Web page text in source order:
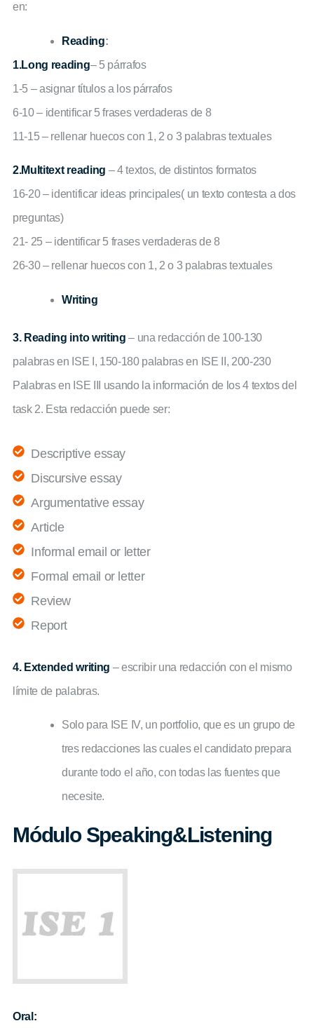
en:
Reading:
1.Long reading– 5 párrafos
1-5 – asignar títulos a los párrafos
6-10 – identificar 5 frases verdaderas de 8
11-15 – rellenar huecos con 1, 2 o 3 palabras textuales
2.Multitext reading – 4 textos, de distintos formatos
16-20 – identificar ideas principales( un texto contesta a dos
preguntas)
21- 25 – identificar 5 frases verdaderas de 8
26-30 – rellenar huecos con 1, 2 o 3 palabras textuales
Writing
3. Reading into writing – una redacción de 100-130
palabras en ISE I, 150-180 palabras en ISE II, 200-230
Palabras en ISE III usando la información de los 4 textos del
task 2. Esta redacción puede ser:
Descriptive essay
Discursive essay
Argumentative essay
Article
Informal email or letter
Formal email or letter
Review
Report
4. Extended writing – escribir una redacción con el mismo
límite de palabras.
Solo para ISE IV, un portfolio, que es un grupo de
tres redacciones las cuales el candidato prepara
durante todo el año, con todas las fuentes que
necesite.
Módulo Speaking&Listening
Oral: